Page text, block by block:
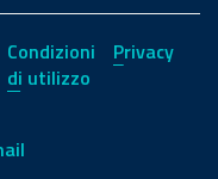
Condizioni
di utilizzo
Privacy